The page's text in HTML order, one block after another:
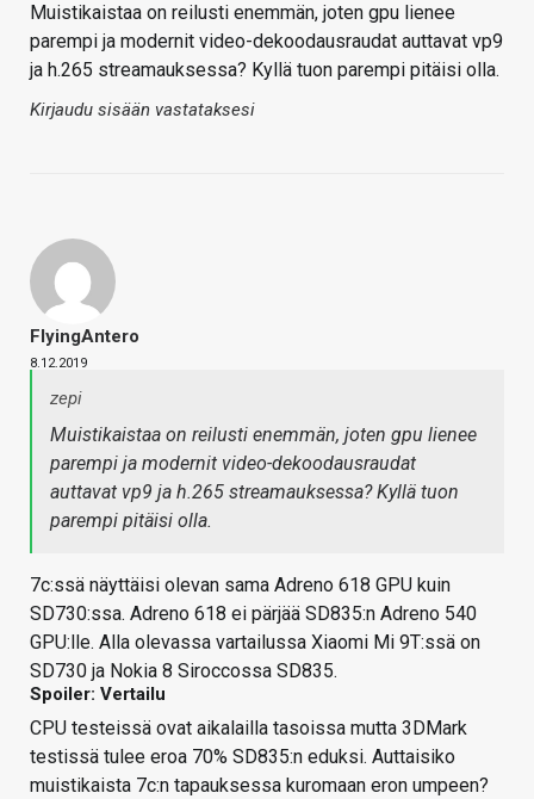
Muistikaistaa on reilusti enemmän, joten gpu lienee
parempi ja modernit video-dekoodausraudat auttavat vp9
ja h.265 streamauksessa? Kyllä tuon parempi pitäisi olla.
Kirjaudu sisään vastataksesi
FlyingAntero
8.12.2019
zepi
Muistikaistaa on reilusti enemmän, joten gpu lienee
parempi ja modernit video-dekoodausraudat
auttavat vp9 ja h.265 streamauksessa? Kyllä tuon
parempi pitäisi olla.
7c:ssä näyttäisi olevan sama Adreno 618 GPU kuin
SD730:ssa. Adreno 618 ei pärjää SD835:n Adreno 540
GPU:lle. Alla olevassa vartailussa Xiaomi Mi 9T:ssä on
SD730 ja Nokia 8 Siroccossa SD835.
Spoiler: Vertailu
CPU testeissä ovat aikalailla tasoissa mutta 3DMark
testissä tulee eroa 70% SD835:n eduksi. Auttaisiko
muistikaista 7c:n tapauksessa kuromaan eron umpeen?